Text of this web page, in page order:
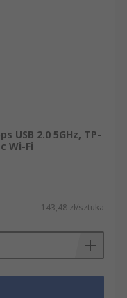
Państwo
z kategorii
mogą
bogaty
szybkiego
USB 2.0 5GHz, TP-
Wi-Fi
143,48 zł/sztuka